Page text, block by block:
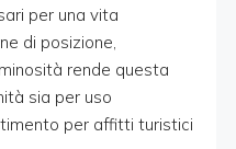
per una vita
di posizione,
rende questa
sia per uso
per affitti turistici